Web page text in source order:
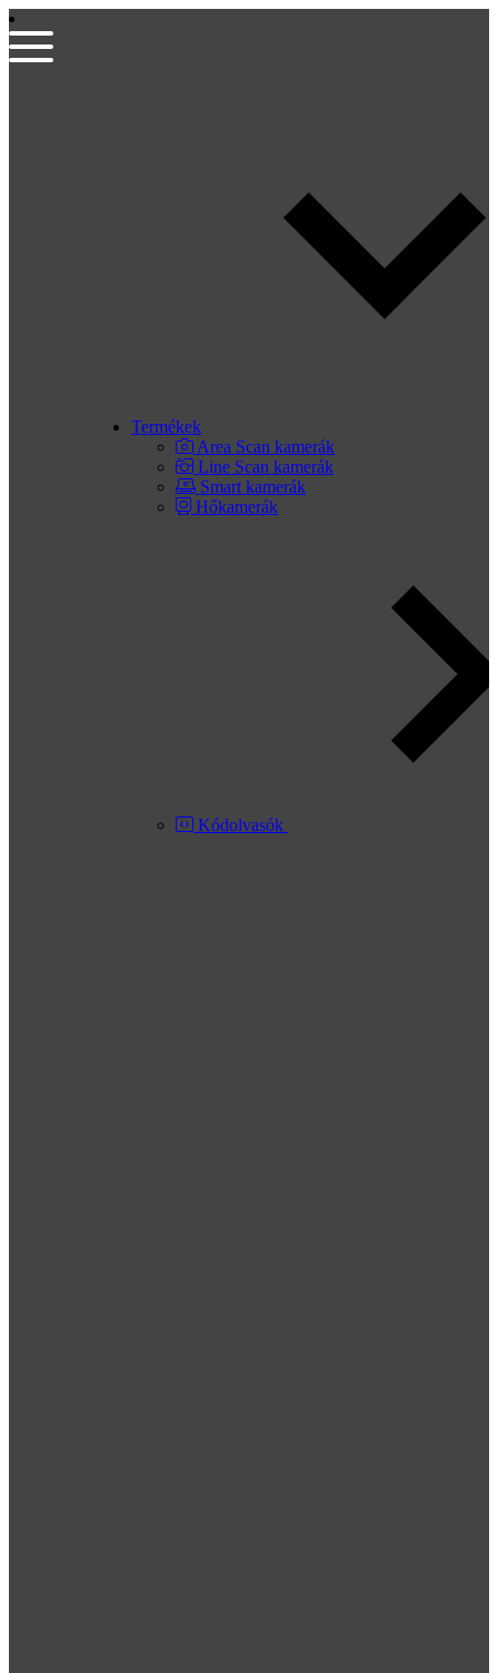
Termékek
Area Scan kamerák
Line Scan kamerák
Smart kamerák
Hőkamerák
Kódolvasók